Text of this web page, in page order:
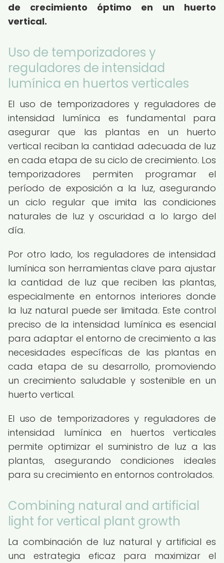
de crecimiento óptimo en un huerto
vertical.
Uso de temporizadores y
reguladores de intensidad
lumínica en huertos verticales
El uso de temporizadores y reguladores de
intensidad lumínica es fundamental para
asegurar que las plantas en un huerto
vertical reciban la cantidad adecuada de luz
en cada etapa de su ciclo de crecimiento. Los
temporizadores permiten programar el
período de exposición a la luz, asegurando
un ciclo regular que imita las condiciones
naturales de luz y oscuridad a lo largo del
día.
Por otro lado, los reguladores de intensidad
lumínica son herramientas clave para ajustar
la cantidad de luz que reciben las plantas,
especialmente en entornos interiores donde
la luz natural puede ser limitada. Este control
preciso de la intensidad lumínica es esencial
para adaptar el entorno de crecimiento a las
necesidades específicas de las plantas en
cada etapa de su desarrollo, promoviendo
un crecimiento saludable y sostenible en un
huerto vertical.
El uso de temporizadores y reguladores de
intensidad lumínica en huertos verticales
permite optimizar el suministro de luz a las
plantas, asegurando condiciones ideales
para su crecimiento en entornos controlados.
Combining natural and artificial
light for vertical plant growth
La combinación de luz natural y artificial es
una estrategia eficaz para maximizar el